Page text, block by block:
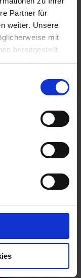
Partner für
weiter. Unsere
mit
bereitgestellt
der Dienste